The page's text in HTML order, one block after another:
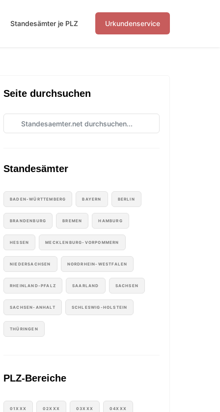
Standesämter je PLZ Urkundenservice
Seite durchsuchen
Standesämter
BADEN-WÜRTTEMBERG BAYERN BERLIN
BRANDENBURG BREMEN HAMBURG
HESSEN MECKLENBURG-VORPOMMERN
NIEDERSACHSEN NORDRHEIN-WESTFALEN
RHEINLAND-PFALZ SAARLAND SACHSEN
SACHSEN-ANHALT SCHLESWIG-HOLSTEIN
THÜRINGEN
PLZ-Bereiche
01XXX 02XXX 03XXX 04XXX